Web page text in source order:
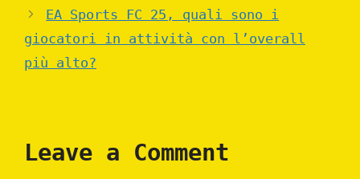
EA Sports FC 25, quali sono i
giocatori in attività con l’overall
più alto?
Leave a Comment